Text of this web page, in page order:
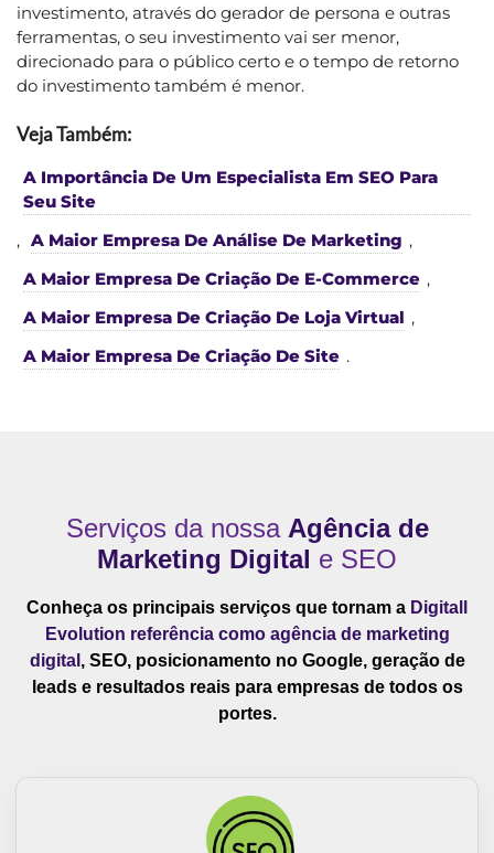
investimento, através do gerador de persona e outras
ferramentas, o seu investimento vai ser menor,
direcionado para o público certo e o tempo de retorno
do investimento também é menor.
Veja Também:
A Importância De Um Especialista Em SEO Para
Seu Site
, A Maior Empresa De Análise De Marketing ,
A Maior Empresa De Criação De E-Commerce ,
A Maior Empresa De Criação De Loja Virtual ,
A Maior Empresa De Criação De Site .
Serviços da nossa Agência de
Marketing Digital e SEO
Conheça os principais serviços que tornam a Digitall
Evolution referência como agência de marketing
digital , SEO, posicionamento no Google, geração de
leads e resultados reais para empresas de todos os
portes.